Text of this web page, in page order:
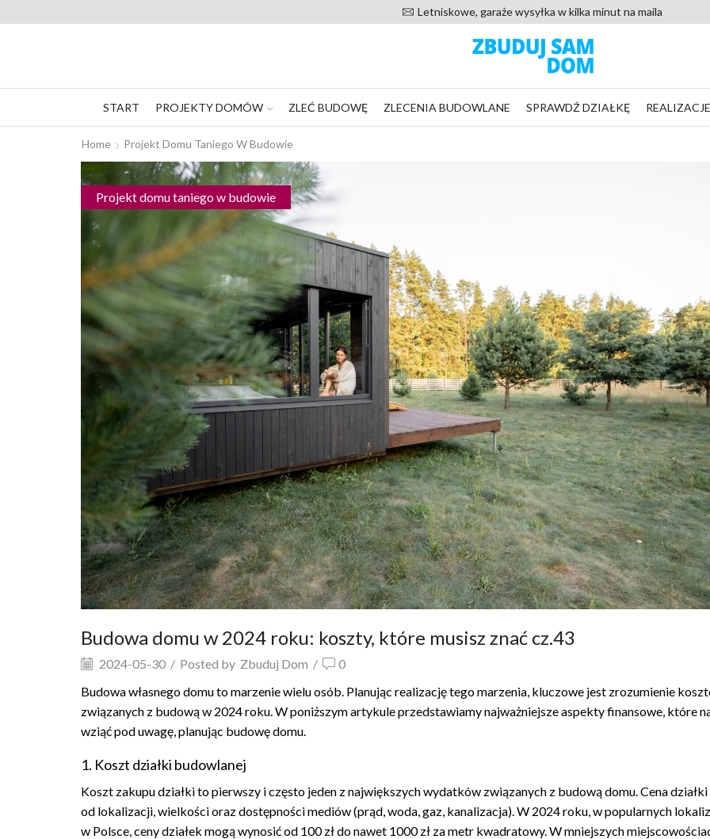
Letniskowe, garaże wysyłka w kilka minut na maila
START PROJEKTY DOMÓW ZLEĆ BUDOWĘ ZLECENIA BUDOWLANE SPRAWDŹ DZIAŁKĘ REALIZACJE
Home Projekt Domu Taniego W Budowie
Projekt domu taniego w budowie
Budowa domu w 2024 roku: koszty, które musisz znać cz.43
2024-05-30 / Posted by Zbuduj Dom /
0
Budowa własnego domu to marzenie wielu osób. Planując realizację tego marzenia, kluczowe jest zrozumienie
związanych z budową w 2024 roku. W poniższym artykule przedstawiamy najważniejsze aspekty finansowe, które
wziąć pod uwagę, planując budowę domu.
1. Koszt działki budowlanej
Koszt zakupu działki to pierwszy i często jeden z największych wydatków związanych z budową domu. Cena działki
od lokalizacji, wielkości oraz dostępności mediów (prąd, woda, gaz, kanalizacja). W 2024 roku, w popularnych
w Polsce, ceny działek mogą wynosić od 100 zł do nawet 1000 zł za metr kwadratowy. W mniejszych